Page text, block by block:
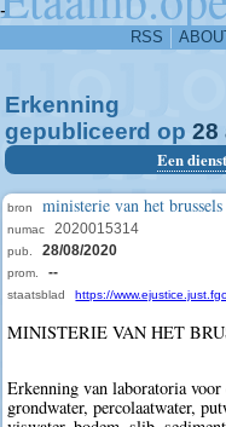
-
RSS
Erkenning
gepubliceerd op 28
Een
bron ministerie van het
numac 2020015314
pub. 28/08/2020
prom. --
staatsblad https://
MINISTERIE VAN HET
Erkenning van laboratoria
grondwater, percolaatwater,